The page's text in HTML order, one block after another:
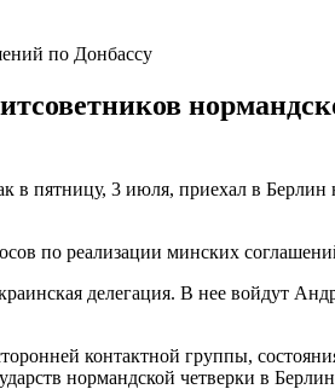
по Донбассу
в пятницу, 3 июля, приехал в
по реализации минских
делегация. В нее войдут
контактной группы,
нормандской четверки в